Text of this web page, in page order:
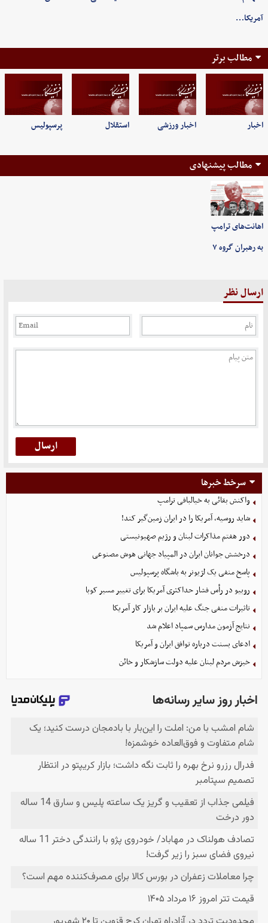
آمریکا…
مطالب برتر
اخبار اخبار ورزشی استقلال پرسپولیس
مطالب پیشنهادی
اهانت‌های ترامپ
به رهبران گروه ۷
ارسال نظر
سرخط خبرها
واکنش بقائی به خیالبافی ترامپ
شاید روسیه، آمریکا را در ایران زمین‌گیر کند!
دور هفتم مذاکرات لبنان و رژیم صهیونیستی
درخشش جوانان ایران در المپیاد جهانی هوش مصنوعی
پاسخ منفی یک لژیونر به باشگاه پرسپولیس
روبیو در رأس فشار حداکثری آمریکا برای تغییر مسیر کوبا
تاثیرات منفی جنگ علیه ایران بر بازار کار آمریکا
نتایج آزمون مدارس سمپاد اعلام شد
ادعای بسنت درباره توافق ایران و آمریکا
خیزش مردم لبنان علیه دولت سازشکار و خائن